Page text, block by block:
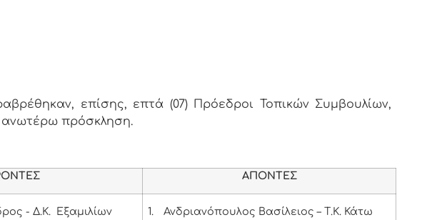
επίσης, επτά (07) Πρόεδροι Τοπικών Συμβουλίων,
ανωτέρω πρόσκληση.
ΑΠΟΝΤΕΣ
- Δ.Κ. Εξαμιλίων 1.
Ανδριανόπουλος Βασίλειος – Τ.Κ. Κάτω